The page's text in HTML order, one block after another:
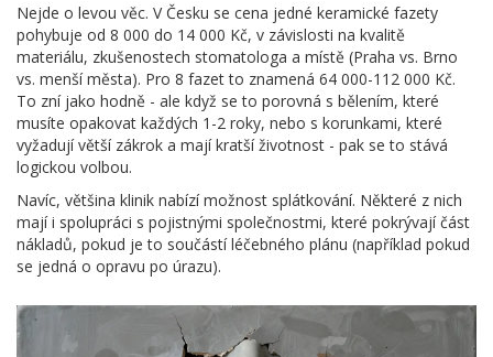
Nejde o levou věc. V Česku se cena jedné keramické fazety
pohybuje od 8 000 do 14 000 Kč, v závislosti na kvalitě
materiálu, zkušenostech stomatologa a místě (Praha vs. Brno
vs. menší města). Pro 8 fazet to znamená 64 000-112 000 Kč.
To zní jako hodně - ale když se to porovná s bělením, které
musíte opakovat každých 1-2 roky, nebo s korunkami, které
vyžadují větší zákrok a mají kratší životnost - pak se to stává
logickou volbou.
Navíc, většina klinik nabízí možnost splátkování. Některé z nich
mají i spolupráci s pojistnými společnostmi, které pokrývají část
nákladů, pokud je to součástí léčebného plánu (například pokud
se jedná o opravu po úrazu).